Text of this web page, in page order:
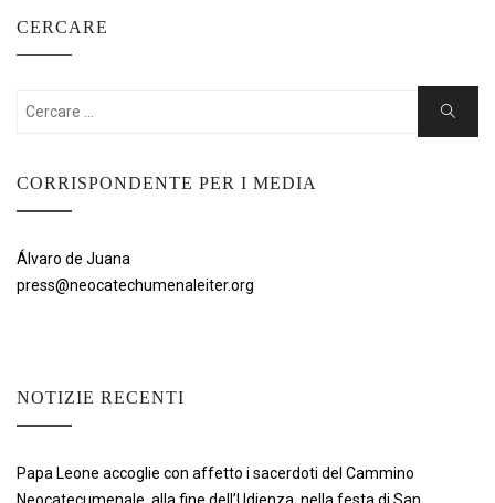
CERCARE
Cercare:
Ricerca
CORRISPONDENTE PER I MEDIA
Álvaro de Juana
press@neocatechumenaleiter.org
NOTIZIE RECENTI
Papa Leone accoglie con affetto i sacerdoti del Cammino